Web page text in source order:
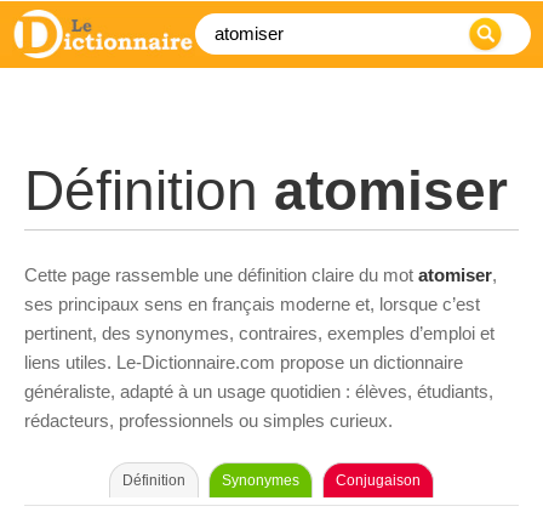
Définition atomiser
Cette page rassemble une définition claire du mot atomiser,
ses principaux sens en français moderne et, lorsque c’est
pertinent, des synonymes, contraires, exemples d’emploi et
liens utiles. Le-Dictionnaire.com propose un dictionnaire
généraliste, adapté à un usage quotidien : élèves, étudiants,
rédacteurs, professionnels ou simples curieux.
Définition Synonymes Conjugaison